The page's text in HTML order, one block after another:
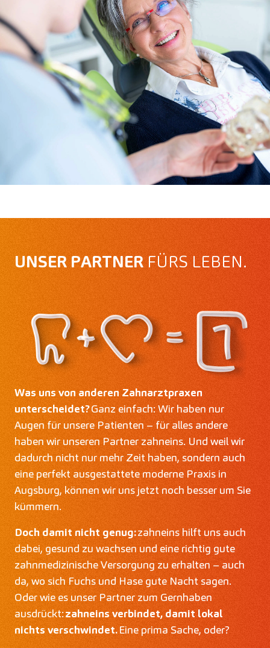
UNSER PARTNER FÜRS LEBEN.
Was uns von anderen Zahnarztpraxen
unterscheidet?Ganz einfach: Wir haben nur
Augen für unsere Patienten – für alles andere
haben wir unseren Partner zahneins. Und weil wir
dadurch nicht nur mehr Zeit haben, sondern auch
eine perfekt ausgestattete moderne Praxis in
Augsburg, können wir uns jetzt noch besser um Sie
kümmern.
Doch damit nicht genug:zahneins hilft uns auch
dabei, gesund zu wachsen und eine richtig gute
zahnmedizinische Versorgung zu erhalten – auch
da, wo sich Fuchs und Hase gute Nacht sagen.
Oder wie es unser Partner zum Gernhaben
ausdrückt:zahneins verbindet, damit lokal
nichts verschwindet.Eine prima Sache, oder?